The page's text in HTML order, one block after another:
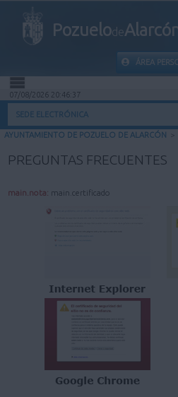
Pozuelode
ÁREA
INICIO
INFORMACIÓN
07/08/2026 20:46:38
SEDE ELECTRÓNICA
AYUNTAMIENTO DE POZUELO DE ALARCÓN >
PREGUNTAS FRECUENTES
main.nota: main.certificado